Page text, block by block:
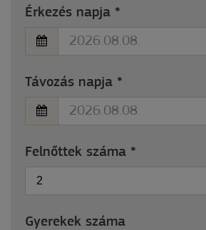
Érkezés napja *
Távozás napja *
Felnőttek száma *
2
Gyerekek száma